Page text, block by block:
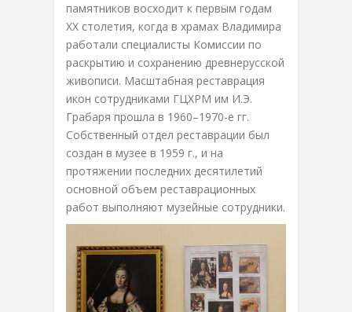
памятников восходит к первым годам
XX столетия, когда в храмах Владимира
работали специалисты Комиссии по
раскрытию и сохранению древнерусской
живописи. Масштабная реставрация
икон сотрудниками ГЦХРМ им И.Э.
Грабаря прошла в 1960–1970-е гг.
Собственный отдел реставрации был
создан в музее в 1959 г., и на
протяжении последних десятилетий
основной объем реставрационных
работ выполняют музейные сотрудники.